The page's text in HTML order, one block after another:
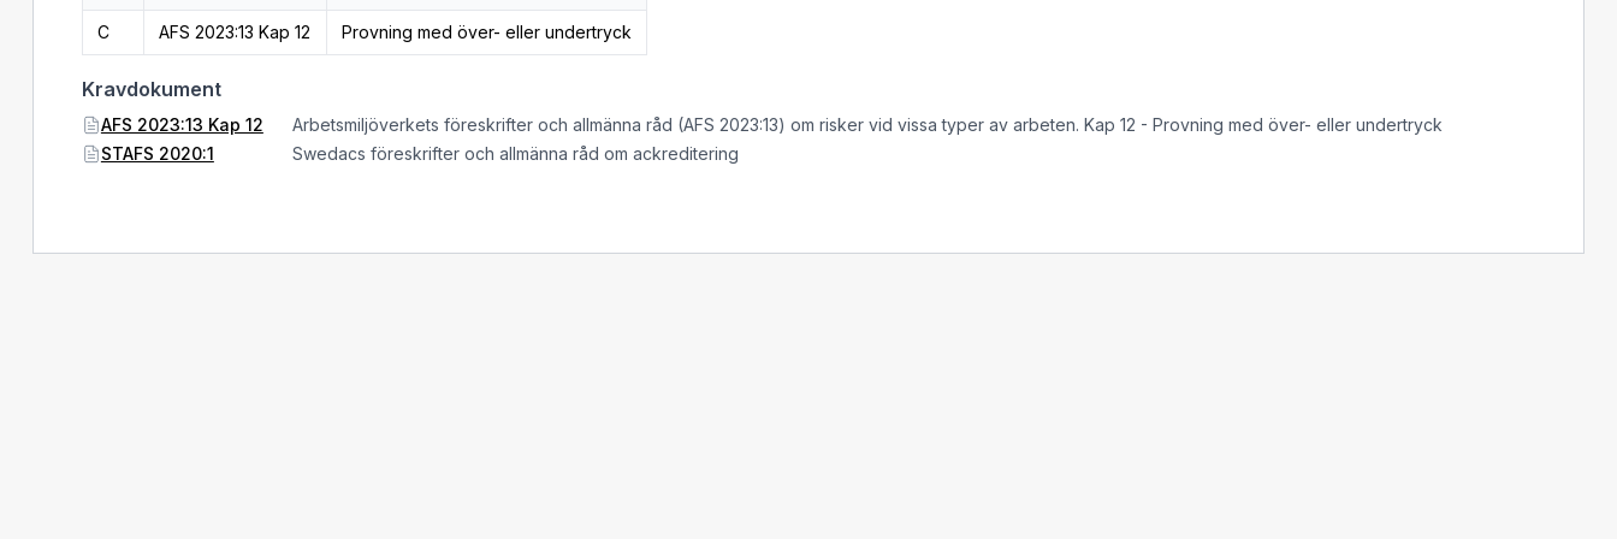
C AFS 2023:13 Kap 12 Provning med över- eller undertryck
Kravdokument
AFS 2023:13 Kap 12
Arbetsmiljöverkets föreskrifter och allmänna råd (AFS 2023:13) om risker vid vissa typer av arbeten. Kap 12 - Provning med över- eller undertryck
STAFS 2020:1
Swedacs föreskrifter och allmänna råd om ackreditering